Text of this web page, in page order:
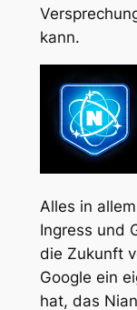
kann.
Alles in
Ingress und
die Zukunft
Google ein
hat, das